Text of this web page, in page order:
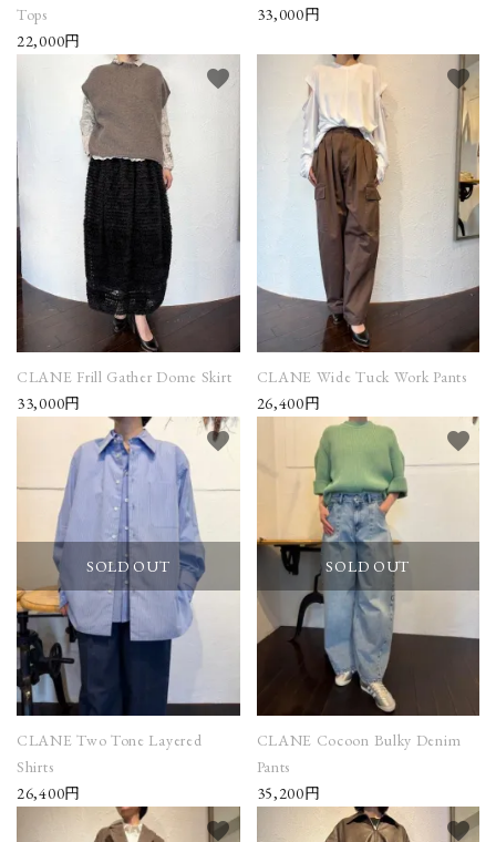
Tops
22,000円
33,000円
CLANE Frill Gather Dome Skirt
33,000円
favorite
CLANE Wide Tuck Work Pants
26,400円
favorite
SOLD OUT
CLANE Two Tone Layered
Shirts
26,400円
favorite
SOLD OUT
CLANE Cocoon Bulky Denim
Pants
35,200円
favorite
favorite favorite